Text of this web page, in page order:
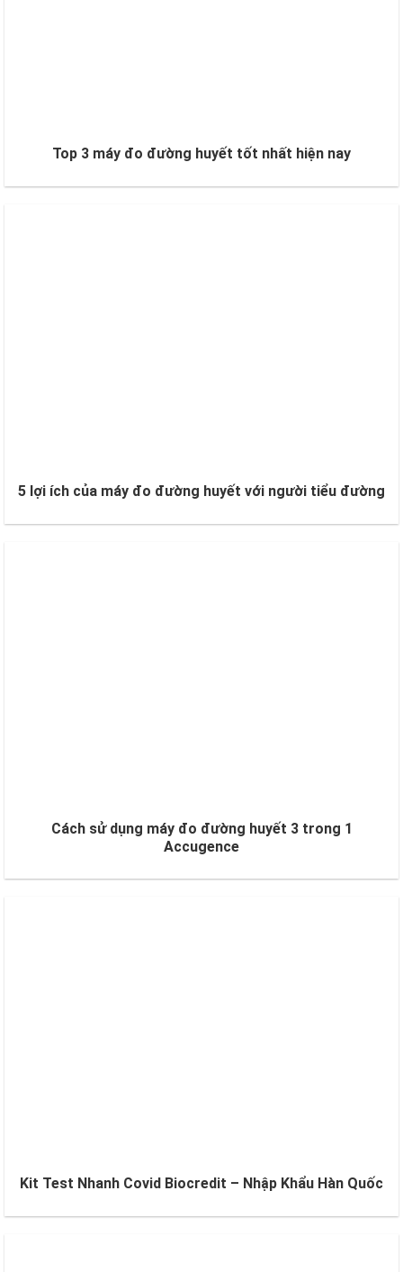
Top 3 máy đo đường huyết tốt nhất hiện nay
5 lợi ích của máy đo đường huyết với người tiểu đường
Cách sử dụng máy đo đường huyết 3 trong 1
Accugence
Kit Test Nhanh Covid Biocredit – Nhập Khẩu Hàn Quốc